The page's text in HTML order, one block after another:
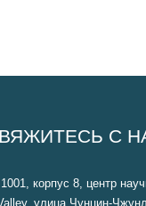
С
корпус 8, центр
улица Чунцин-